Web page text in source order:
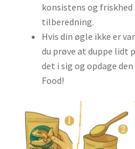
konsistens og
tilberedning.
Hvis din øgle ikke er
du prøve at duppe lidt
det i sig og opdage
Food!